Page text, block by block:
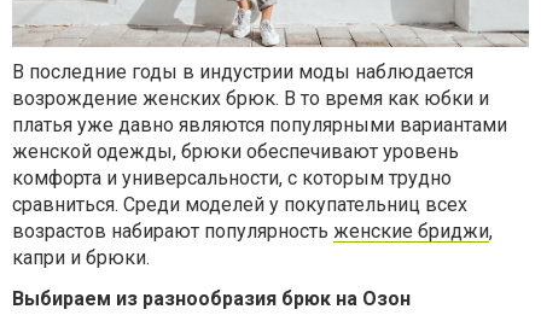
В последние годы в индустрии моды наблюдается
возрождение женских брюк. В то время как юбки и
платья уже давно являются популярными вариантами
женской одежды, брюки обеспечивают уровень
комфорта и универсальности, с которым трудно
сравниться. Среди моделей у покупательниц всех
возрастов набирают популярность женские бриджи,
капри и брюки.
Выбираем из разнообразия брюк на Озон